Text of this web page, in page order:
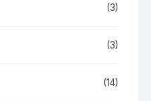
(3)
(3)
(14)